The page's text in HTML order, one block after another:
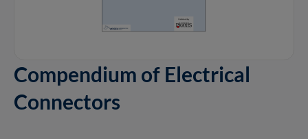
Compendium of Electrical
Connectors